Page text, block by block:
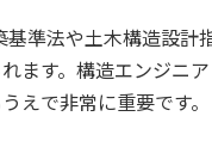
準法や土木構造設計
ます。構造エンジニ
えで非常に重要です。